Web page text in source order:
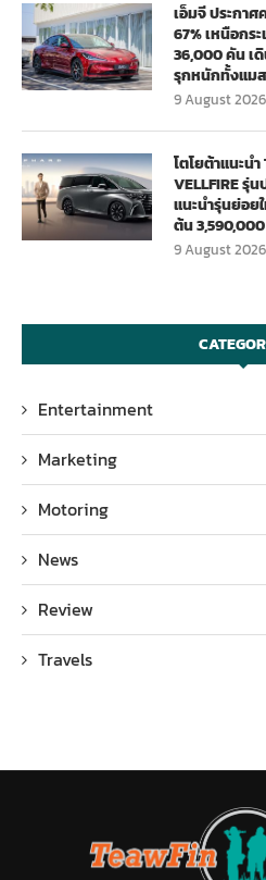
เอ็มจี ประกาศ
67% เหนือกร
36,000 คัน เ
รุกหนักทั้งแม
9 August 2026
โตโยต้าแนะนำ
VELLFIRE รุ่
แนะนำรุ่นย่อย
ต้น
9 August 2026
Entertainment
Marketing
Motoring
News
Review
Travels